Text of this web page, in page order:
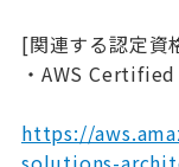
[関連する認定資
・AWS
https://